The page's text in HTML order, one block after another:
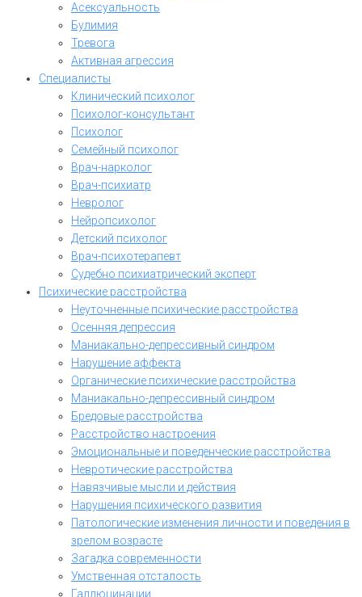
Асексуальность
Булимия
Тревога
Активная агрессия
Специалисты
Клинический психолог
Психолог-консультант
Психолог
Семейный психолог
Врач-нарколог
Врач-психиатр
Невролог
Нейропсихолог
Детский психолог
Врач-психотерапевт
Судебно психиатрический эксперт
Психические расстройства
Неуточненные психические расстройства
Осенняя депрессия
Маниакально-депрессивный синдром
Нарушение аффекта
Органические психические расстройства
Маниакально-депрессивный синдром
Бредовые расстройства
Расстройство настроения
Эмоциональные и поведенческие расстройства
Невротические расстройства
Навязчивые мысли и действия
Нарушения психического развития
Патологические изменения личности и поведения в
зрелом возрасте
Загадка современности
Умственная отсталость
Галлюцинации